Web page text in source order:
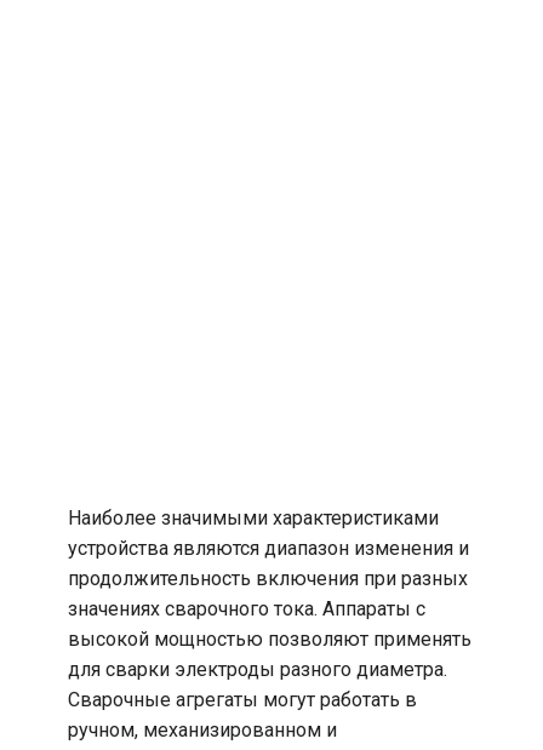
Наиболее значимыми характеристиками
устройства являются диапазон изменения и
продолжительность включения при разных
значениях сварочного тока. Аппараты с
высокой мощностью позволяют применять
для сварки электроды разного диаметра.
Сварочные агрегаты могут работать в
ручном, механизированном и